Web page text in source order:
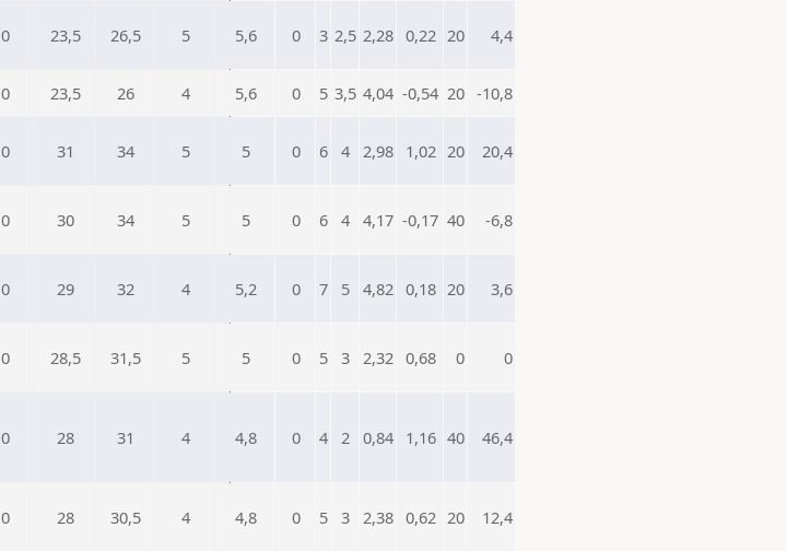
0 23,5 26,5 5 5,6 0 3 2,5 2,28 0,22 20 4,4
0 23,5 26 4 5,6 0 5 3,5 4,04 -0,54 20 -10,8
0 31 34 5 5 0 6 4 2,98 1,02 20 20,4
0 30 34 5 5 0 6 4 4,17 -0,17 40 -6,8
0 29 32 4 5,2 0 7 5 4,82 0,18 20 3,6
0 28,5 31,5 5 5 0 5 3 2,32 0,68 0 0
0 28 31 4 4,8 0 4 2 0,84 1,16 40 46,4
0 28 30,5 4 4,8 0 5 3 2,38 0,62 20 12,4